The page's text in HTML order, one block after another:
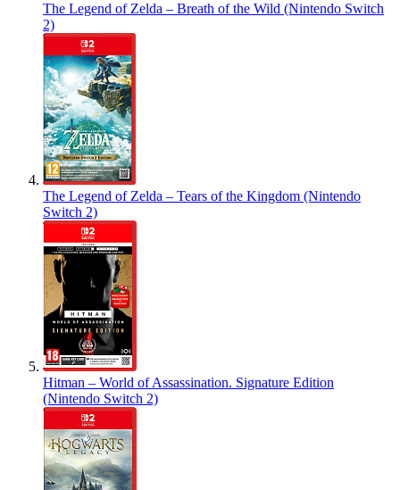
The Legend of Zelda – Breath of the Wild (Nintendo Switch
2)
The Legend of Zelda – Tears of the Kingdom (Nintendo
Switch 2)
Hitman – World of Assassination. Signature Edition
(Nintendo Switch 2)